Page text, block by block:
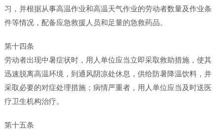
习，并根据从事高温作业和高温天气作业的劳动者数量及作业条
件等情况，配备应急救援人员和足量的急救药品。
第十四条
劳动者出现中暑症状时，用人单位应当立即采取救助措施，使其
迅速脱离高温环境，到通风阴凉处休息，供给防暑降温饮料，并
采取必要的对症处理措施；病情严重者，用人单位应当及时送医
疗卫生机构治疗。
第十五条